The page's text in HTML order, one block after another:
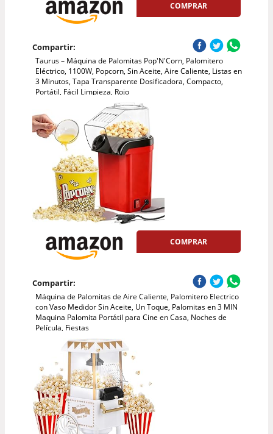
COMPRAR
Compartir:
Taurus – Máquina de Palomitas Pop'N'Corn, Palomitero
Eléctrico, 1100W, Popcorn, Sin Aceite, Aire Caliente, Listas en
3 Minutos, Tapa Transparente Dosificadora, Compacto,
Portátil, Fácil Limpieza, Rojo
COMPRAR
Compartir:
Máquina de Palomitas de Aire Caliente, Palomitero Electrico
con Vaso Medidor Sin Aceite, Un Toque, Palomitas en 3 MIN
Maquina Palomita Portátil para Cine en Casa, Noches de
Película, Fiestas